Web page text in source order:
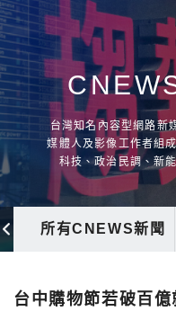
台灣知名內容型網路新
媒體人及影像工作者組
科技、政治民調、新
所有CNEWS新聞
台中購物節若破百